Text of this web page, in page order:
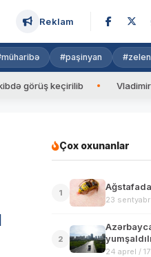
Reklam
#paşinyan
keçirilib Vladimir Putin
Çox oxunanlar
1
23 sentyabr
2
24 aprel /